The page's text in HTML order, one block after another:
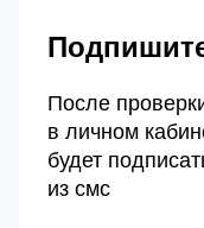
После
в личном
будет
из смс